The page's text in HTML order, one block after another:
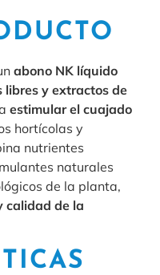
abono NK líquido
libres y extractos de
estimular el cuajado
hortícolas y
nutrientes
naturales
de la planta,
calidad de la